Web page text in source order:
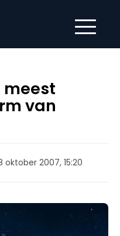
van
oktober 2007, 15:20